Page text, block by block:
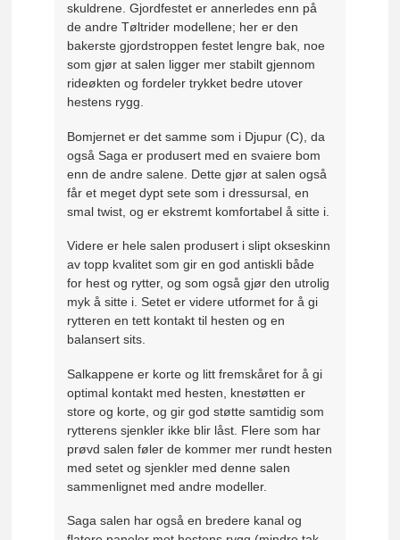
skuldrene. Gjordfestet er annerledes enn på
de andre Tøltrider modellene; her er den
bakerste gjordstroppen festet lengre bak, noe
som gjør at salen ligger mer stabilt gjennom
rideøkten og fordeler trykket bedre utover
hestens rygg.
Bomjernet er det samme som i Djupur (C), da
også Saga er produsert med en svaiere bom
enn de andre salene. Dette gjør at salen også
får et meget dypt sete som i dressursal, en
smal twist, og er ekstremt komfortabel å sitte i.
Videre er hele salen produsert i slipt okseskinn
av topp kvalitet som gir en god antiskli både
for hest og rytter, og som også gjør den utrolig
myk å sitte i. Setet er videre utformet for å gi
rytteren en tett kontakt til hesten og en
balansert sits.
Salkappene er korte og litt fremskåret for å gi
optimal kontakt med hesten, knestøtten er
store og korte, og gir god støtte samtidig som
rytterens sjenkler ikke blir låst. Flere som har
prøvd salen føler de kommer mer rundt hesten
med setet og sjenkler med denne salen
sammenlignet med andre modeller.
Saga salen har også en bredere kanal og